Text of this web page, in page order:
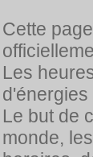
Cette
Les
d'énergies
Le but de
monde,